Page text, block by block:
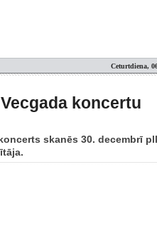
Ceturtdiena,
koncertu
skanēs 30. decembrī